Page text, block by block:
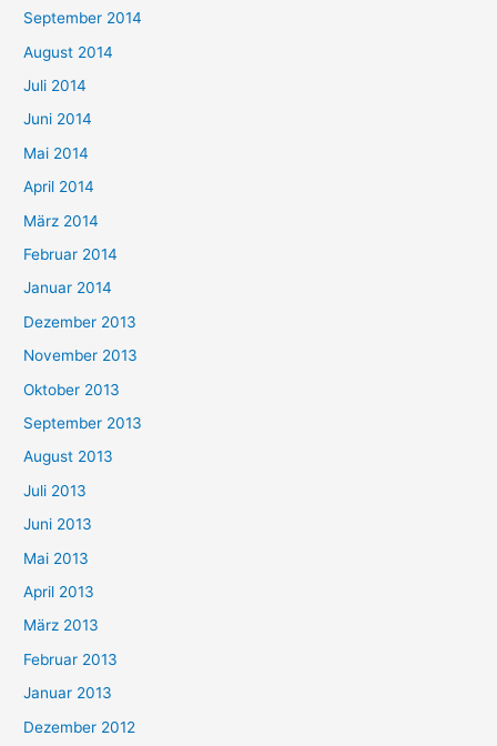
September 2014
August 2014
Juli 2014
Juni 2014
Mai 2014
April 2014
März 2014
Februar 2014
Januar 2014
Dezember 2013
November 2013
Oktober 2013
September 2013
August 2013
Juli 2013
Juni 2013
Mai 2013
April 2013
März 2013
Februar 2013
Januar 2013
Dezember 2012